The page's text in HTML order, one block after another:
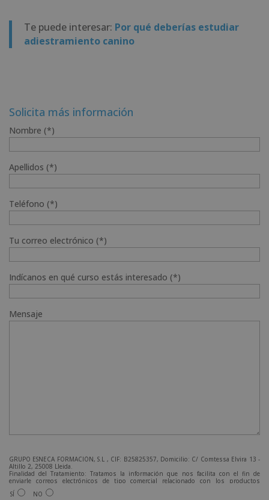
Te puede interesar: Por qué deberías estudiar
adiestramiento canino
Solicita más información
Nombre (*)
Apellidos (*)
Teléfono (*)
Tu correo electrónico (*)
Indícanos en qué curso estás interesado (*)
Mensaje
GRUPO ESNECA FORMACIÓN, S.L , CIF: B25825357, Domicilio: C/ Comtessa Elvira 13 -
Altillo 2, 25008 Lleida.
Finalidad del Tratamiento: Tratamos la información que nos facilita con el fin de
enviarle correos electrónicos de tipo comercial relacionado con los productos
ofrecidos y otros tipo de productos que fueran de su interés.
Legitimación del tratamiento: Consentimiento del interesado.
SÍ NO